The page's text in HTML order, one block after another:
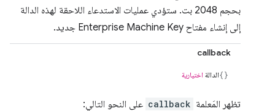
بحجم 2048 بت. ستؤدي عمليات الاستدعاء اللاحقة لهذه الدالة
إلى إنشاء مفتاح Enterprise Machine Key جديد.
callback
الدالة اختيارية
تظهر المَعلمة callback على النحو التالي: